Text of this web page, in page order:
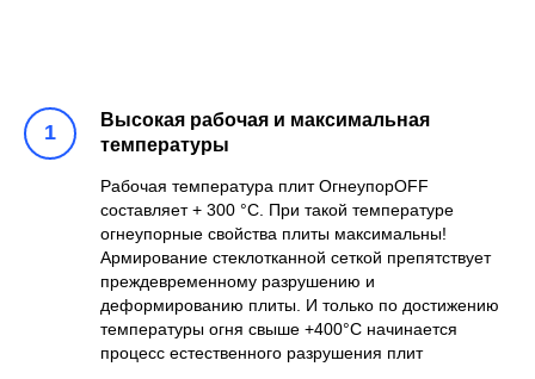
Высокая рабочая и максимальная
температуры
Рабочая температура плит ОгнеупорOFF
составляет + 300 °С. При такой температуре
огнеупорные свойства плиты максимальны!
Армирование стеклотканной сеткой препятствует
преждевременному разрушению и
деформированию плиты. И только по достижению
температуры огня свыше +400°С начинается
процесс естественного разрушения плит